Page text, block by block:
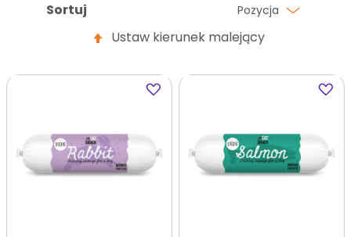
Sortuj Pozycja
Ustaw kierunek malejący
Dodaj
do
Dodaj
do